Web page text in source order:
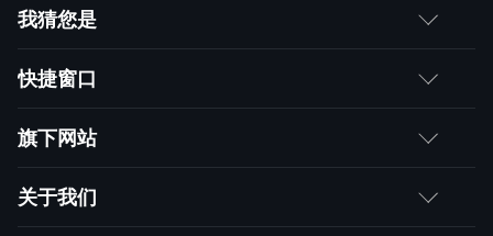
我猜您是
客户
合作伙伴
求职者
快捷窗口
如何购买
产品注册与激活
旗下网站
网神
关于我们